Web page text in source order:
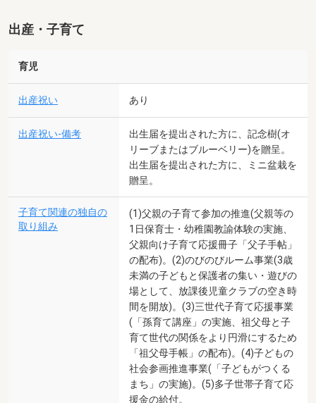
出産・子育て
育児
出産祝い あり
出産祝い-備考
出生届を提出された方に、記念樹(オ
リーブまたはブルーベリー)を贈呈。
出生届を提出された方に、ミニ盆栽を
贈呈。
子育て関連の独自の
取り組み
(1)父親の子育て参加の推進(父親等の
1日保育士・幼稚園教諭体験の実施、
父親向け子育て応援冊子「父子手帖」
の配布)。(2)のびのびルーム事業(3歳
未満の子どもと保護者の集い・遊びの
場として、放課後児童クラブの空き時
間を開放)。(3)三世代子育て応援事業
(「孫育て講座」の実施、祖父母と子
育て世代の関係をより円滑にするため
「祖父母手帳」の配布)。(4)子どもの
社会参画推進事業(「子どもがつくる
まち」の実施)。(5)多子世帯子育て応
援金の給付。